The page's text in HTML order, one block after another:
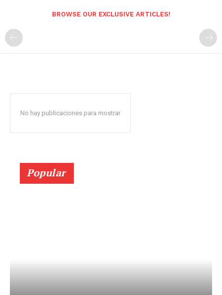
BROWSE OUR EXCLUSIVE ARTICLES!
No hay publicaciones para mostrar
Popular